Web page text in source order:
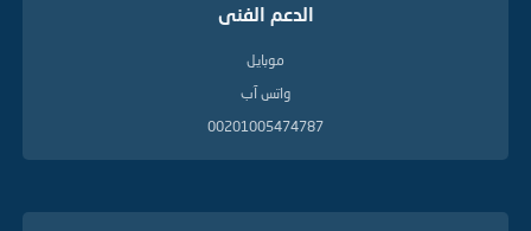
الدعم الفنى
موبايل
واتس آب
00201005474787